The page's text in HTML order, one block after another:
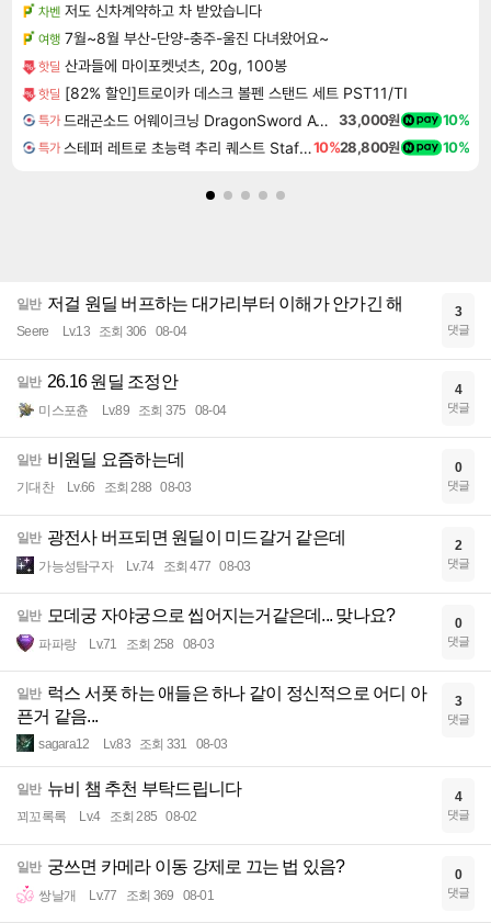
차벤 저도 신차계약하고 차 받았습니다
여행 7월~8월 부산-단양-충주-울진 다녀왔어요~
핫딜 산과들에 마이포켓넛츠, 20g, 100봉
핫딜 [82% 할인]트로이카 데스크 볼펜 스탠드 세트 PST11/TI
특가 드래곤소드 어웨이크닝 DragonSword Awakening 33,000원 10%
특가 스테퍼 레트로 초능력 추리 퀘스트 Staffer Retro A Supernatural Mystery Quest10%28,800원 10%
일반 저걸 원딜 버프하는 대가리부터 이해가 안가긴 해
Seere Lv.13 조회 306 08-04
3
댓글
일반 26.16 원딜 조정안
미스포츈 Lv.89 조회 375 08-04
4
댓글
일반 비원딜 요즘하는데
기대찬 Lv.66 조회 288 08-03
0
댓글
일반 광전사 버프되면 원딜이 미드갈거 같은데
가능성탐구자 Lv.74 조회 477 08-03
2
댓글
일반 모데궁 자야궁으로 씹어지는거같은데... 맞나요?
파파랑 Lv.71 조회 258 08-03
0
댓글
일반 럭스 서폿 하는 애들은 하나 같이 정신적으로 어디 아
픈거 같음...
sagara12 Lv.83 조회 331 08-03
3
댓글
일반 뉴비 챔 추천 부탁드립니다
꾀꼬록록 Lv.4 조회 285 08-02
4
댓글
일반 궁쓰면 카메라 이동 강제로 끄는 법 있음?
쌍날개 Lv.77 조회 369 08-01
0
댓글